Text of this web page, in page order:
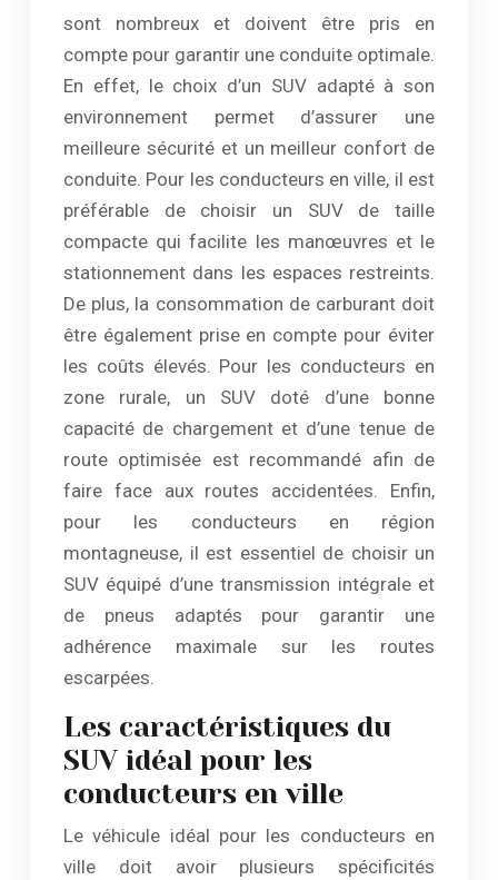
sont nombreux et doivent être pris en
compte pour garantir une conduite optimale.
En effet, le choix d’un SUV adapté à son
environnement permet d’assurer une
meilleure sécurité et un meilleur confort de
conduite. Pour les conducteurs en ville, il est
préférable de choisir un SUV de taille
compacte qui facilite les manœuvres et le
stationnement dans les espaces restreints.
De plus, la consommation de carburant doit
être également prise en compte pour éviter
les coûts élevés. Pour les conducteurs en
zone rurale, un SUV doté d’une bonne
capacité de chargement et d’une tenue de
route optimisée est recommandé afin de
faire face aux routes accidentées. Enfin,
pour les conducteurs en région
montagneuse, il est essentiel de choisir un
SUV équipé d’une transmission intégrale et
de pneus adaptés pour garantir une
adhérence maximale sur les routes
escarpées.
Les caractéristiques du
SUV idéal pour les
conducteurs en ville
Le véhicule idéal pour les conducteurs en
ville doit avoir plusieurs spécificités